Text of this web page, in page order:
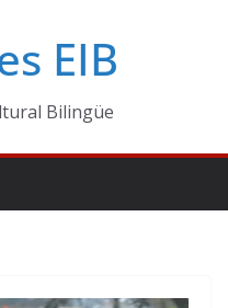
EIB
Bilingüe